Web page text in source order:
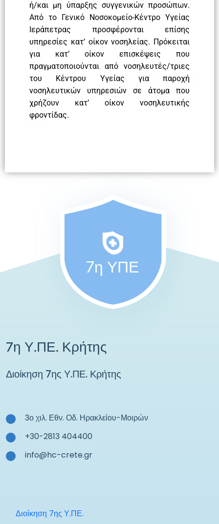
ή/και μη ύπαρξης συγγενικών προσώπων.
Από το Γενικό Νοσοκομείο-Κέντρο Υγείας
Ιεράπετρας προσφέρονται επίσης
υπηρεσίες κατ’ οίκον νοσηλείας. Πρόκειται
για κατ’ οίκον επισκέψεις που
πραγματοποιούνται από νοσηλευτές/τριες
του Κέντρου Υγείας για παροχή
νοσηλευτικών υπηρεσιών σε άτομα που
χρήζουν κατ’ οίκον νοσηλευτικής
φροντίδας.
7η ΥΠΕ
7η Υ.ΠΕ. Κρήτης
Διοίκηση 7ης Υ.ΠΕ. Κρήτης
3ο χιλ. Εθν. Οδ. Ηρακλείου-Μοιρών
+30-2813 404400
info@hc-crete.gr
Διοίκηση 7ης Υ.ΠΕ.